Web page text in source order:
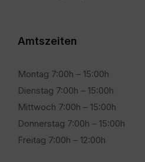
Amtszeiten
Montag 7:00h – 15:00h
Dienstag 7:00h – 15:00h
Mittwoch 7:00h – 15:00h
Donnerstag 7:00h – 15:00h
Freitag 7:00h – 12:00h